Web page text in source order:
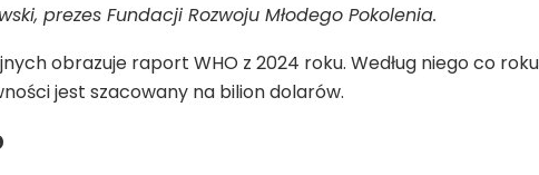
prezes Fundacji Rozwoju Młodego Pokolenia.
obrazuje raport WHO z 2024 roku. Według niego co
jest szacowany na bilion dolarów.